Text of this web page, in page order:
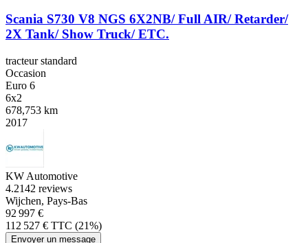
Scania S730 V8 NGS 6X2NB/ Full AIR/ Retarder/
2X Tank/ Show Truck/ ETC.
tracteur standard
Occasion
Euro 6
6x2
678,753 km
2017
KW Automotive
4.2142 reviews
Wijchen, Pays-Bas
92 997 €
112 527 € TTC (21%)
Envoyer un message